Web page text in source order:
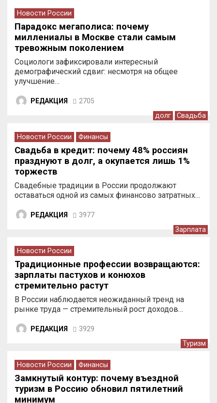
Новости России
Парадокс мегаполиса: почему
миллениалы в Москве стали самым
тревожным поколением
Социологи зафиксировали интересный
демографический сдвиг: несмотря на общее
улучшение…
РЕДАКЦИЯ 2705
долг Свадьба
Новости России Финансы
Свадьба в кредит: почему 48% россиян
празднуют в долг, а окупается лишь 1%
торжеств
Свадебные традиции в России продолжают
оставаться одной из самых финансово затратных…
РЕДАКЦИЯ 3977
Зарплата
Новости России
Традиционные профессии возвращаются:
зарплаты пастухов и конюхов
стремительно растут
В России наблюдается неожиданный тренд на
рынке труда — стремительный рост доходов…
РЕДАКЦИЯ 3929
Туризм
Новости России Финансы
Замкнутый контур: почему въездной
туризм в Россию обновил пятилетний
минимум